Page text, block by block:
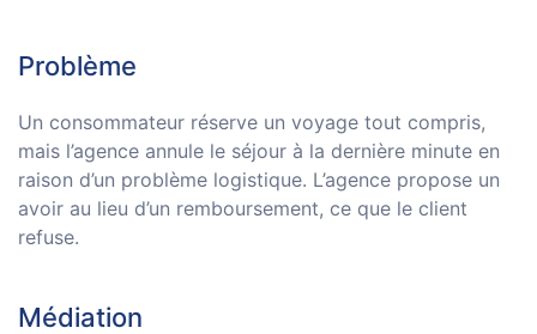
Problème
Un consommateur réserve un voyage tout compris,
mais l’agence annule le séjour à la dernière minute en
raison d’un problème logistique. L’agence propose un
avoir au lieu d’un remboursement, ce que le client
refuse.
Médiation